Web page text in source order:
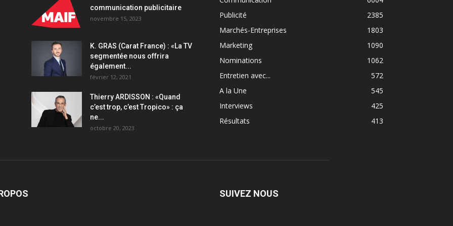
communication publicitaire
novembre 15, 2023
K. GRAS (Carat France) : «La TV
segmentée nous offrira
également...
février 12, 2021
Thierry ARDISSON : «Quand
c’est trop, c’est Tropico» : ça
ne...
octobre 20, 2023
Publicité
2385
Marchés-Entreprises
1803
Marketing
1090
Nominations
1062
Entretien avec...
572
A la Une
545
Interviews
425
Résultats
413
SUIVEZ NOUS